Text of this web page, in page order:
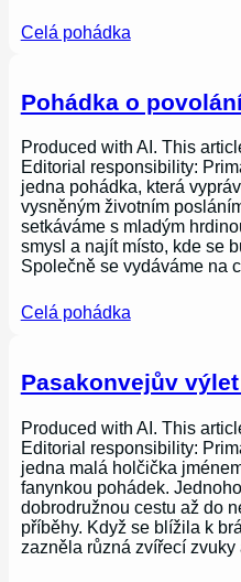
Celá pohádka
Pohádka o
Produced with AI. This
Editorial responsibility:
jedna pohádka, která
vysněným životním
setkáváme s mladým
smysl a najít místo, kde se
Společně se vydáváme na
Celá pohádka
Pasakonvejův
Produced with AI. This
Editorial responsibility:
jedna malá holčička
fanynkou pohádek.
dobrodružnou cestu až do
příběhy. Když se blížila k
zazněla různá zvířecí